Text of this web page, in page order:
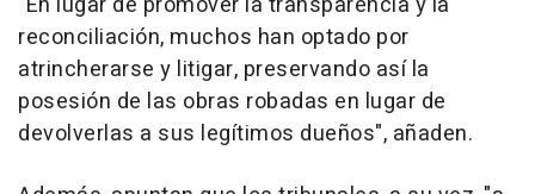
reconciliación, muchos han optado por
atrincherarse y litigar, preservando así la
posesión de las obras robadas en lugar de
devolverlas a sus legítimos dueños", añaden.